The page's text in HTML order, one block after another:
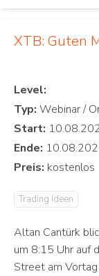
XTB: Guten
Level:
Typ:
Start:
Ende:
Preis:
Trading Ideen
Altan Cantürk
um 8:15 Uhr auf
Street am